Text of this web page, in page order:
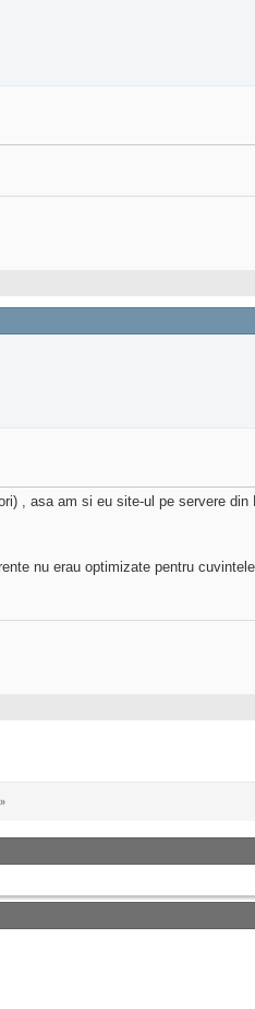
, asa am si eu site-ul pe servere
nu erau optimizate pentru
»